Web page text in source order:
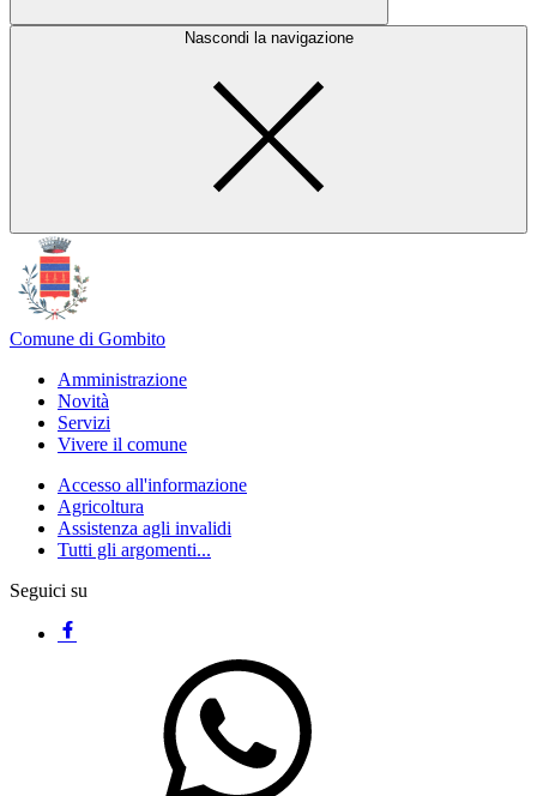
Nascondi la navigazione
Comune di Gombito
Amministrazione
Novità
Servizi
Vivere il comune
Accesso all'informazione
Agricoltura
Assistenza agli invalidi
Tutti gli argomenti...
Seguici su